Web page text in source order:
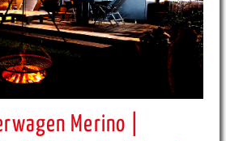
Merino |